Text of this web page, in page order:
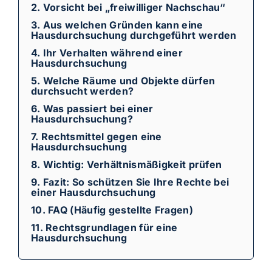
2. Vorsicht bei „freiwilliger Nachschau“
3. Aus welchen Gründen kann eine
Hausdurchsuchung durchgeführt werden
4. Ihr Verhalten während einer
Hausdurchsuchung
5. Welche Räume und Objekte dürfen
durchsucht werden?
6. Was passiert bei einer
Hausdurchsuchung?
7. Rechtsmittel gegen eine
Hausdurchsuchung
8. Wichtig: Verhältnismäßigkeit prüfen
9. Fazit: So schützen Sie Ihre Rechte bei
einer Hausdurchsuchung
10. FAQ (Häufig gestellte Fragen)
11. Rechtsgrundlagen für eine
Hausdurchsuchung